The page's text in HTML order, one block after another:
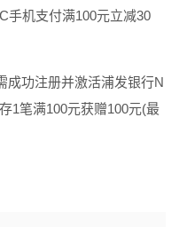
手机支付满100元立减30
成功注册并激活浦发银行N
1笔满100元获赠100元(最